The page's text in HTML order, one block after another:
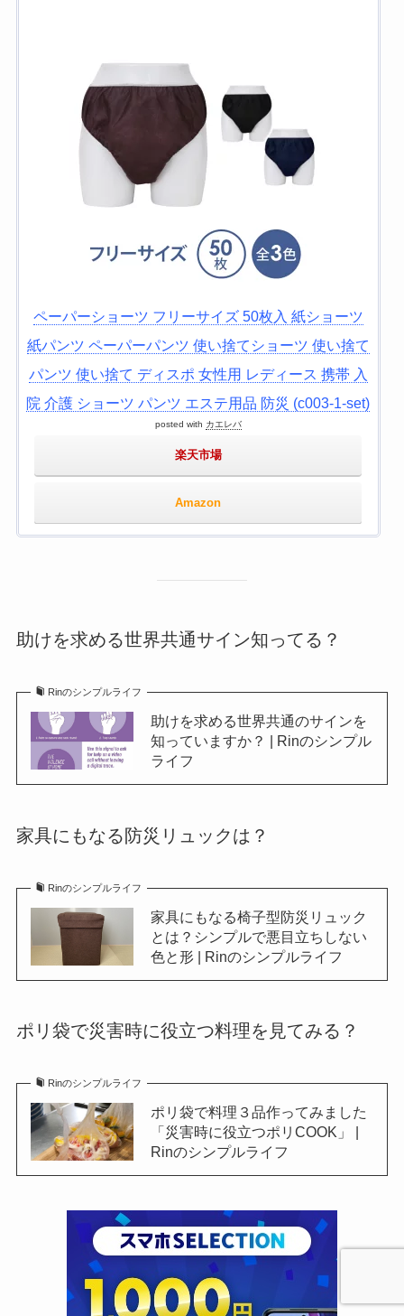
ペーパーショーツ フリーサイズ 50枚入 紙ショーツ
紙パンツ ペーパーパンツ 使い捨てショーツ 使い捨て
パンツ 使い捨て ディスポ 女性用 レディース 携帯 入
院 介護 ショーツ パンツ エステ用品 防災 (c003-1-set)
posted with カエレバ
楽天市場
Amazon
助けを求める世界共通サイン知ってる？
Rinのシンプルライフ
助けを求める世界共通のサインを
知っていますか？ | Rinのシンプル
ライフ
家具にもなる防災リュックは？
Rinのシンプルライフ
家具にもなる椅子型防災リュック
とは？シンプルで悪目立ちしない
色と形 | Rinのシンプルライフ
ポリ袋で災害時に役立つ料理を見てみる？
Rinのシンプルライフ
ポリ袋で料理３品作ってみました
「災害時に役立つポリCOOK」 |
Rinのシンプルライフ